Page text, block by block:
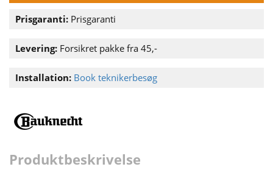
Prisgaranti: Prisgaranti
Levering: Forsikret pakke fra 45,-
Installation: Book teknikerbesøg
Produktbeskrivelse